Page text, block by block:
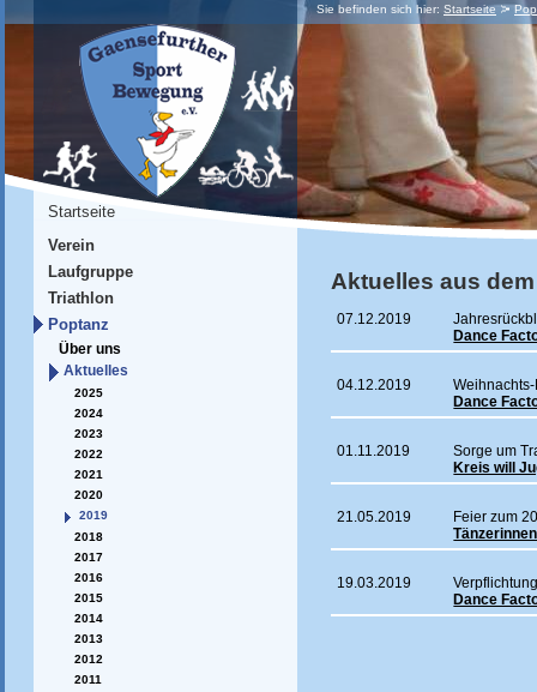
Sie befinden sich hier: Startseite
Startseite
Verein
Laufgruppe
Triathlon
Poptanz
Über uns
Aktuelles
2025
2024
2023
2022
2021
2020
2019
2018
2017
2016
2015
2014
2013
2012
2011
Aktuelles aus
07.12.2019
Dance
04.12.2019
Dance
01.11.2019
Sorge um
Kreis will
21.05.2019
Feier zum
19.03.2019
Dance